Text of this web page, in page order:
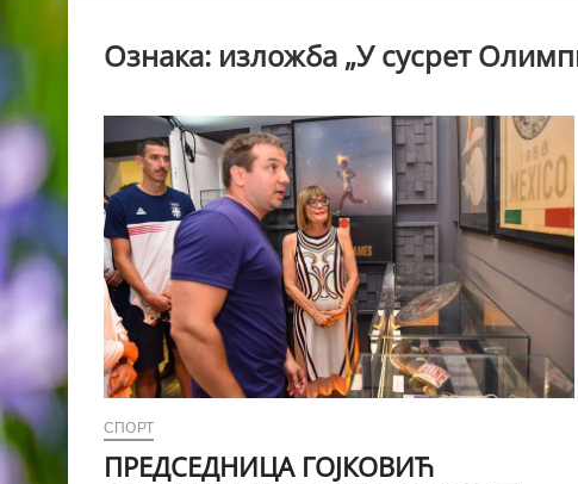
Ознака: изложба „У сусрет
СПОРТ
ПРЕДСЕДНИЦА ГОЈКОВИЋ